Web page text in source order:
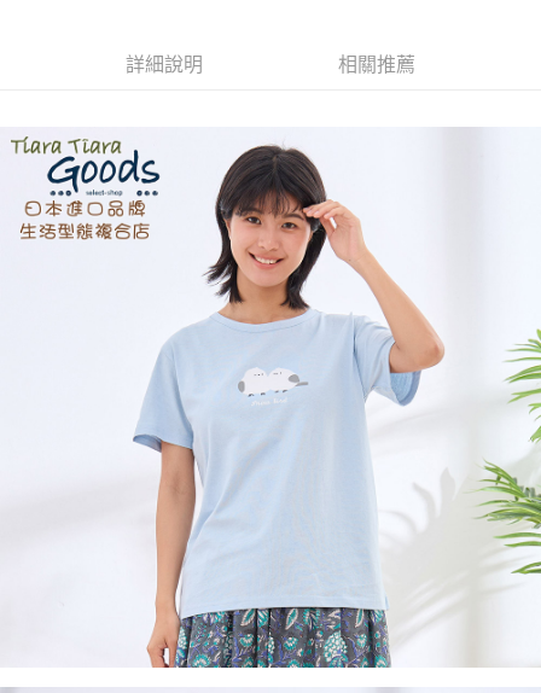
便利好安心！
１．簡單：不需註冊會員、不需綁卡、不需儲值。
２．便利：只要手機號碼，簡訊認證，即可結帳。
３．安心：先確認商品／服務後，再付款。
【「AFTEE先享後付」結帳流程】
１．於結帳方式選擇「AFTEE先享後付」後，將跳轉至「AFTEE先享後付」
結帳頁面，進行簡訊認證並確認金額後，即可完成結帳。
２．訂單成立數日內，您將收到繳費通知簡訊。
３．收到繳費通知簡訊後14天內，點擊此簡訊中的連結，可透過四大超商／
ATM／網路銀行／等多元方式進行付款，方視為交易完成。
※ 請注意：結帳手續完成當下不需立刻繳費，但若您需要取消訂單，請聯絡
購買商品的店家。未經商家同意取消之訂單仍視為有效，需透過AFTEE先享
後付繳納相關費用。
※ 交易是否成功請以「AFTEE先享後付 」之結帳頁面顯示為準，若有關於
是否繳費成功／繳費後需取消欲退款等相關疑問，請聯繫「AFTEE先享後付
https://netprotections.freshdesk.com/support/home
１．透過由恩沛科技股份有限公司提供之「AFTEE先享後付」服務完成之交
易，需依本服務之必要範圍內提供個人資料，並將交易相關給付款項請求債
權轉讓予恩沛科技股份有限公司。
２．關於個人資料處理事宜，請瀏覽以下網址：
https://aftee.tw/terms/#terms3
３．未成年的使用者請事先徵得法定代理人或監護人之同意方可使用
「AFTEE先享後付」，若未經同意申辦者引起之損失，本公司不負相關責
運送方式
全家取貨付款
每筆NT$60，滿NT$1,800(含以上)免運費
每筆NT$60，滿NT$1,800(含以上)免運費
每筆NT$60，滿NT$2,000(含以上)免運費
付款後7-11取貨
每筆NT$60，滿NT$2,000(含以上)免運費
黑貓宅急便(包裹尺寸60cm以下)
每筆NT$100，滿NT$2,000(含以上)免運費
黑貓宅急便(包裹尺寸90cm以下)
每筆NT$140，滿NT$2,000(含以上)免運費
詳細說明 相關推薦